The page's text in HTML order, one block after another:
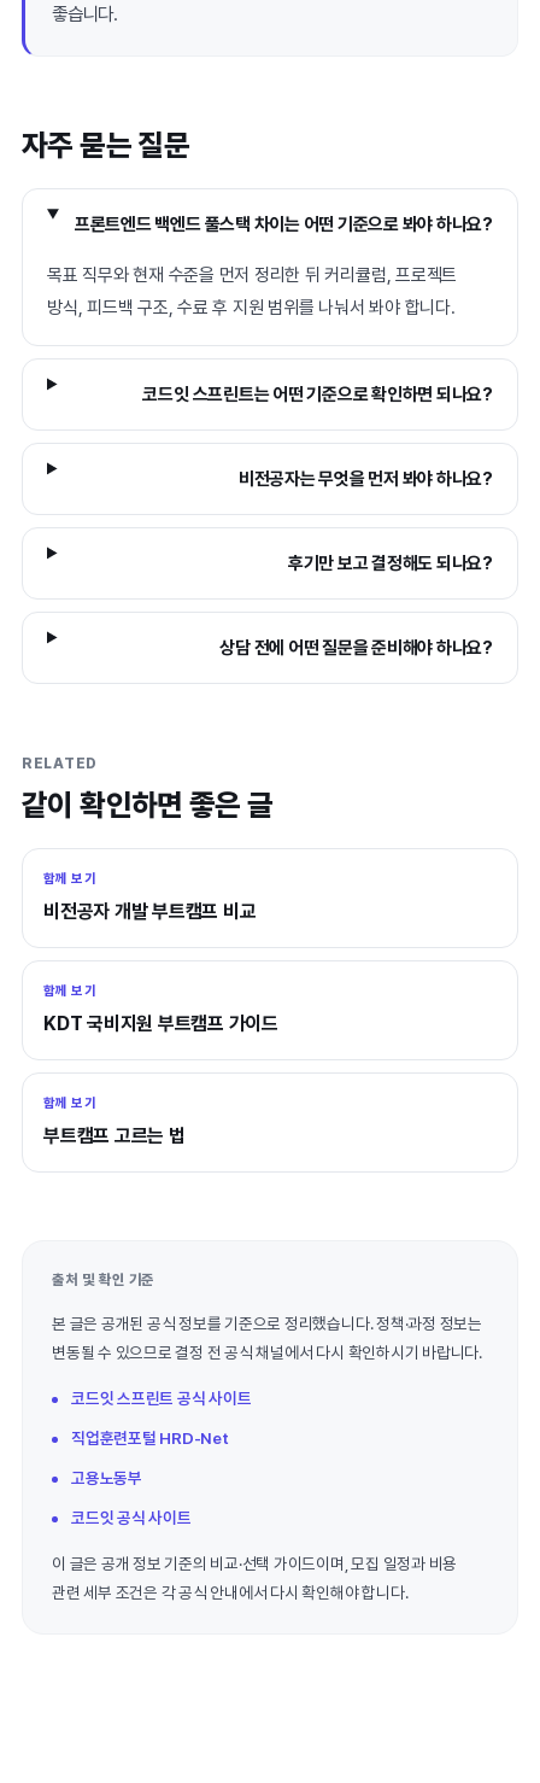
좋습니다.
자주 묻는 질문
프론트엔드 백엔드 풀스택 차이는 어떤 기준으로 봐야 하나요?
목표 직무와 현재 수준을 먼저 정리한 뒤 커리큘럼, 프로젝트
방식, 피드백 구조, 수료 후 지원 범위를 나눠서 봐야 합니다.
코드잇 스프린트는 어떤 기준으로 확인하면 되나요?
비전공자는 무엇을 먼저 봐야 하나요?
후기만 보고 결정해도 되나요?
상담 전에 어떤 질문을 준비해야 하나요?
RELATED
같이 확인하면 좋은 글
함께 보기
비전공자 개발 부트캠프 비교
함께 보기
KDT 국비지원 부트캠프 가이드
함께 보기
부트캠프 고르는 법
출처 및 확인 기준
본 글은 공개된 공식 정보를 기준으로 정리했습니다. 정책·과정 정보는
변동될 수 있으므로 결정 전 공식 채널에서 다시 확인하시기 바랍니다.
코드잇 스프린트 공식 사이트
직업훈련포털 HRD-Net
고용노동부
코드잇 공식 사이트
이 글은 공개 정보 기준의 비교·선택 가이드이며, 모집 일정과 비용
관련 세부 조건은 각 공식 안내에서 다시 확인해야 합니다.